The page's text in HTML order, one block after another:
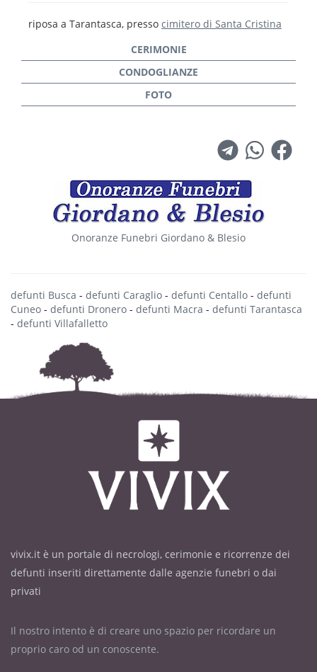
riposa a Tarantasca, presso cimitero di Santa Cristina
Onoranze Funebri Giordano & Blesio
defunti Busca - defunti Caraglio - defunti Centallo - defunti
Cuneo - defunti Dronero - defunti Macra - defunti Tarantasca
- defunti Villafalletto
vivix.it è un portale di necrologi, cerimonie e ricorrenze dei
defunti inseriti direttamente dalle agenzie funebri o dai
privati
Il nostro intento è di creare uno spazio per ricordare un
proprio caro od un conoscente.